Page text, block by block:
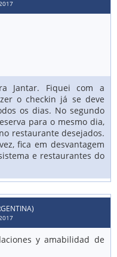
Jantar. Fiquei com a
o checkin já se deve
os dias. No segundo
para o mesmo dia,
restaurante desejados.
fica em desvantagem
e restaurantes do
y amabilidad de